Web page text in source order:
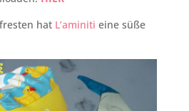
hat L’aminiti eine süße